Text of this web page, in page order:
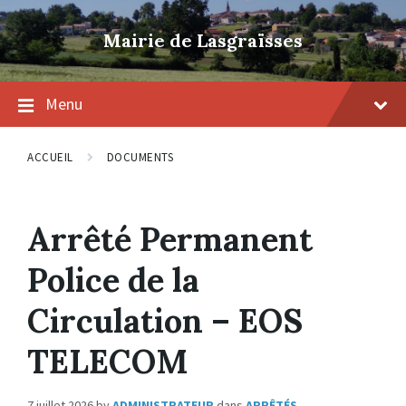
Skip
to
content
Skip
to
main
navigation
Skip
to
footer
Mairie de Lasgraïsses
Menu
ACCUEIL DOCUMENTS
Arrêté Permanent
Police de la
Circulation – EOS
TELECOM